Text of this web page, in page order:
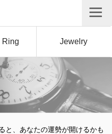
Ring Jewelry
と、あなたの運勢が開けるかも